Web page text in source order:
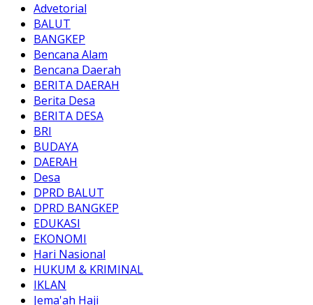
Advetorial
BALUT
BANGKEP
Bencana Alam
Bencana Daerah
BERITA DAERAH
Berita Desa
BERITA DESA
BRI
BUDAYA
DAERAH
Desa
DPRD BALUT
DPRD BANGKEP
EDUKASI
EKONOMI
Hari Nasional
HUKUM & KRIMINAL
IKLAN
Jema'ah Haji